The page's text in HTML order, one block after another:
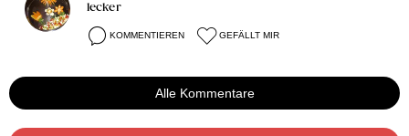
lecker
KOMMENTIEREN GEFÄLLT MIR
Alle Kommentare